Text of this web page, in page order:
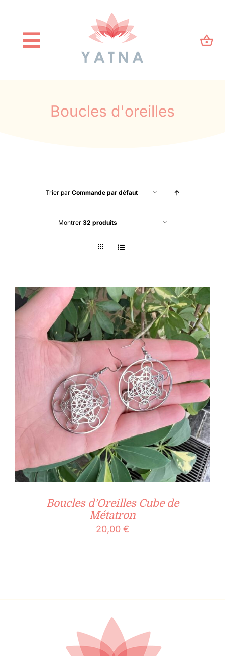
contenu
Toggle
Qui suis-je ?
Contact
Boucles d'oreilles
Trier par Commande par défaut
Montrer 32 produits
Boucles d’Oreilles Cube de
Métatron
20,00 €